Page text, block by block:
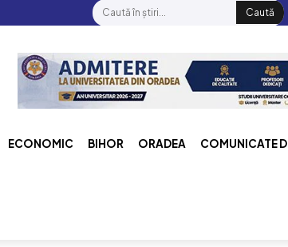
Caută
ECONOMIC BIHOR ORADEA COMUNICATE